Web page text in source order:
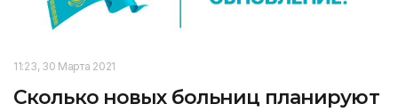
11:23, 30 Марта 2021
Сколько новых больниц планируют